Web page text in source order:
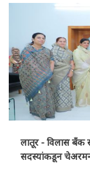
लातूर - विलास बँक
सदस्यांकडून